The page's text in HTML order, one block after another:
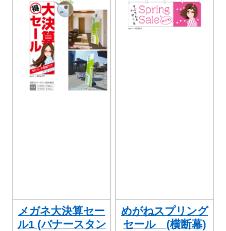
メガネ大決算セー
ル1 (バナースタン
めがねスプリング
セール (横断幕)